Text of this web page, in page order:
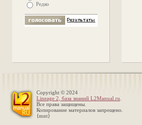
Редко
Copyright © 2024
Lineage 2, база знаний L2Manual.ru
Все права защищены.
Копирование материалов запрещено.
{mnt}